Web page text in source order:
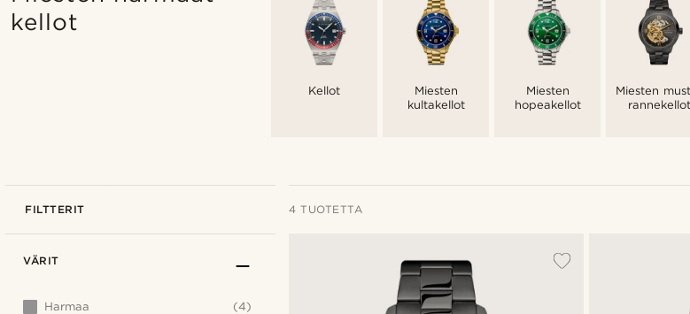
kellot
Kellot
Miesten
kultakellot
Miesten
hopeakellot
Miesten
rannekellot
FILTTERIT 4 TUOTETTA
VÄRIT
Harmaa
(4)